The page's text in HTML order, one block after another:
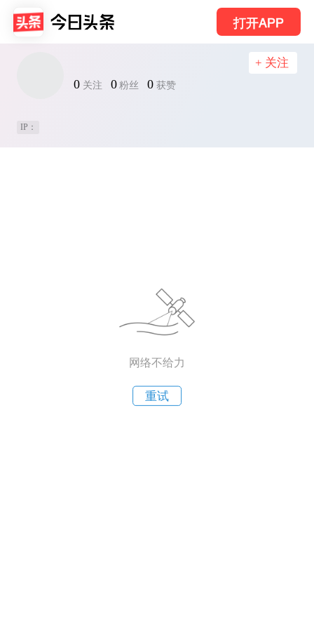
打开APP
0 关注 0 粉丝 0 获赞
+ 关注
IP：
网络不给力
重试